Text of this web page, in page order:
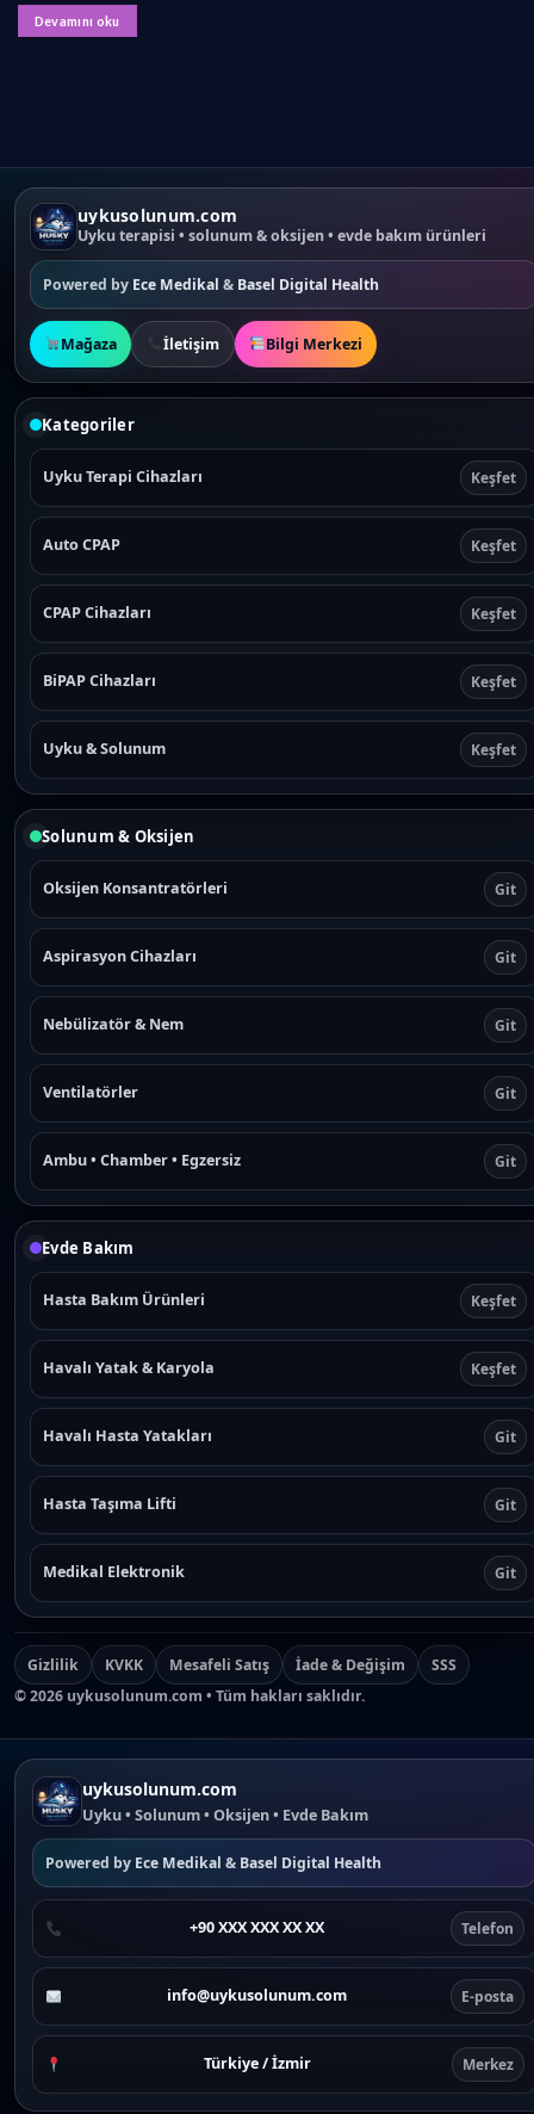
Devamını oku
uykusolunum.com
Uyku terapisi • solunum & oksijen • evde bakım ürünleri
Powered by Ece Medikal & Basel Digital Health
Mağaza İletişim Bilgi Merkezi
Kategoriler
Uyku Terapi Cihazları Keşfet
Auto CPAP Keşfet
CPAP Cihazları Keşfet
BiPAP Cihazları Keşfet
Uyku & Solunum Keşfet
Solunum & Oksijen
Oksijen Konsantratörleri Git
Aspirasyon Cihazları Git
Nebülizatör & Nem Git
Ventilatörler Git
Ambu • Chamber • Egzersiz Git
Evde Bakım
Hasta Bakım Ürünleri Keşfet
Havalı Yatak & Karyola Keşfet
Havalı Hasta Yatakları Git
Hasta Taşıma Lifti Git
Medikal Elektronik Git
Gizlilik KVKK Mesafeli Satış İade & Değişim
SSS
©2026 uykusolunum.com • Tüm hakları saklıdır.
uykusolunum.com
Uyku • Solunum • Oksijen • Evde Bakım
Powered by Ece Medikal & Basel Digital Health
+90 XXX XXX XX XX Telefon
info@uykusolunum.com E-posta
Türkiye / İzmir Merkez